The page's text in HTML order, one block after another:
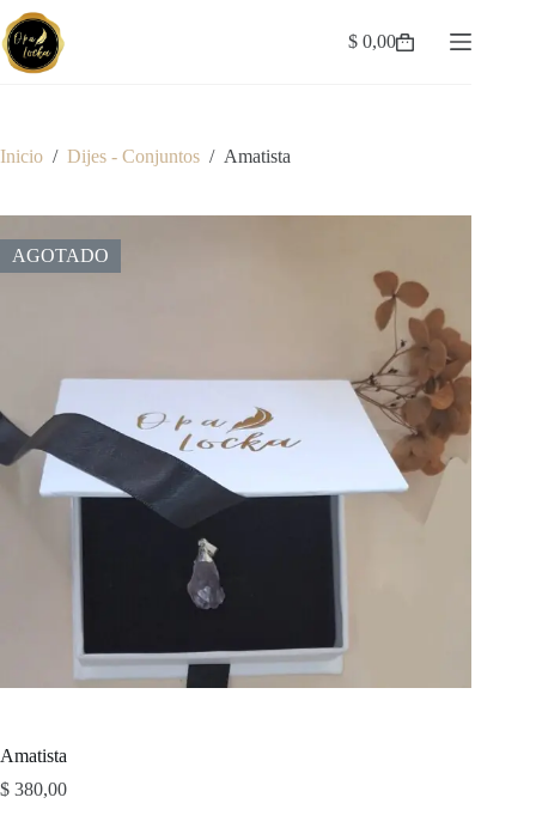
Saltar
al
contenido
Carro
$ 0,00
Inicio / Dijes - Conjuntos / Amatista
AGOTADO
Amatista
$ 380,00